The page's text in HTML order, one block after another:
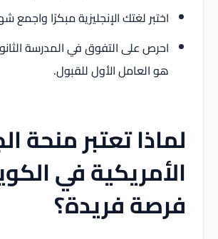
اختبر لغتك الإنجليزية مبكرًا
احرص على التفوق في المدرسة
هو العامل الأول للقبول.
لماذا تعتبر منحة
الأمريكية في
فرصة فريدة؟